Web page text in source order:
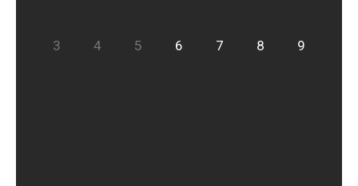
3 4 5 6 7 8 9